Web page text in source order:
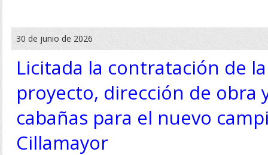
30 de junio de 2026
Licitada la contratación de
proyecto, dirección de obra
cabañas para el nuevo
Cillamayor